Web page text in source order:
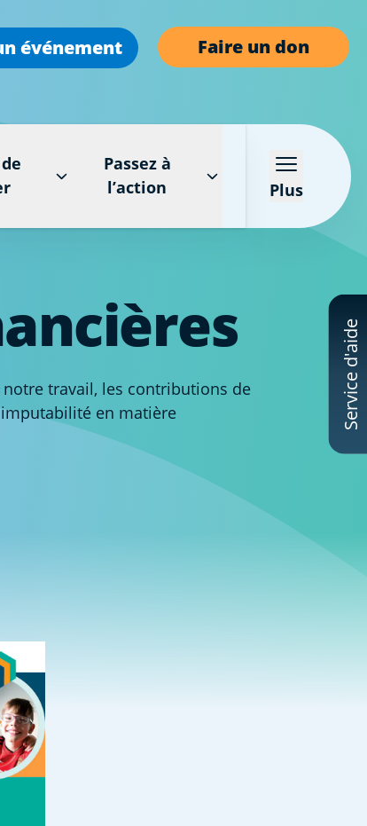
Faire un don
Service d'aide
événement
Passez à
l’action
Plus
travail, les contributions de
en matière